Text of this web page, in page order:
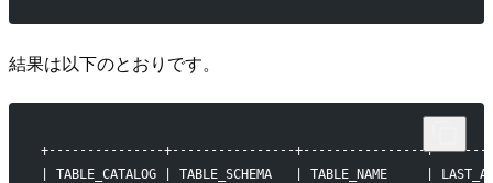
結果は以下のとおりです。
+---------------+----------------+----------------
| TABLE_CATALOG | TABLE_SCHEMA   | TABLE_NAME     |